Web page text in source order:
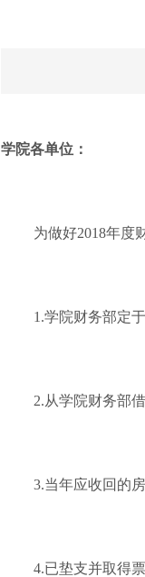
学院各单位：
为做好2018年度
1.学院财务部定
2.从学院财务部
3.当年应收回的
4.已垫支并取得